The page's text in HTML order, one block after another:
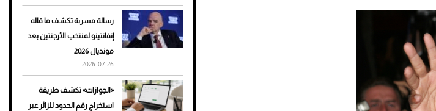
للرجال
رسالة مسربة تكشف ما قاله
إنفانتينو لمنتخب الأرجنتين بعد
مونديال 2026
2026-07-26
«الجوازات» تكشف طريقة
استخراج رقم الحدود للزائر عبر